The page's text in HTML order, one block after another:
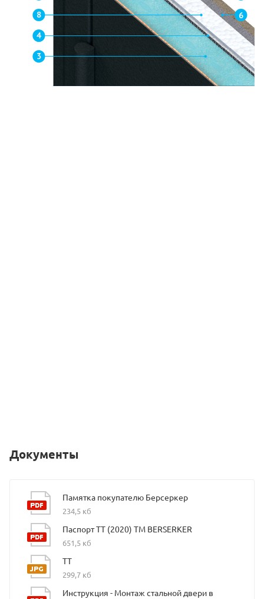
Документы
Памятка покупателю Берсеркер
234,5 кб
Паспорт ТТ (2020) ТМ BERSERKER
651,5 кб
ТТ
299,7 кб
Инструкция - Монтаж стальной двери в